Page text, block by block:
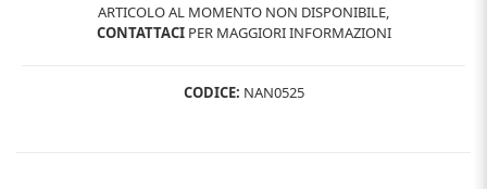
ARTICOLO AL MOMENTO NON DISPONIBILE,
CONTATTACIPER MAGGIORI INFORMAZIONI
CODICE: NAN0525